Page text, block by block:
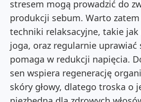
stresem mogą prowadzić do
produkcji sebum. Warto
techniki relaksacyjne, takie jak
joga, oraz regularnie uprawiać
pomaga w redukcji napięcia.
sen wspiera regenerację
skóry głowy, dlatego troska o